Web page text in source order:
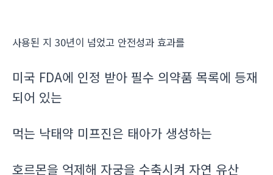
사용된 지 30년이 넘었고 안전성과 효과를
미국 FDA에 인정 받아 필수 의약품 목록에 등재
되어 있는
먹는 낙태약 미프진은 태아가 생성하는
호르몬을 억제해 자궁을 수축시켜 자연 유산